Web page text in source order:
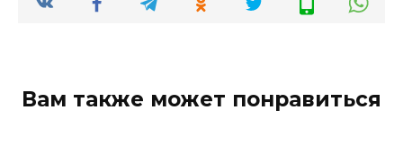
Вам также может понравиться